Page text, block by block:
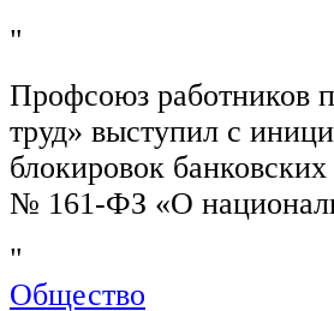
"
Профсоюз работников
труд» выступил с
блокировок
№ 161-ФЗ «О
"
Общество